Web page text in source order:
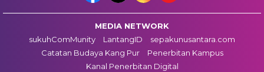
MEDIA NETWORK
sukuhComMunity
LantangID
sepakunusantara.com
Catatan Budaya Kang Pur
Penerbitan Kampus
Kanal Penerbitan Digital